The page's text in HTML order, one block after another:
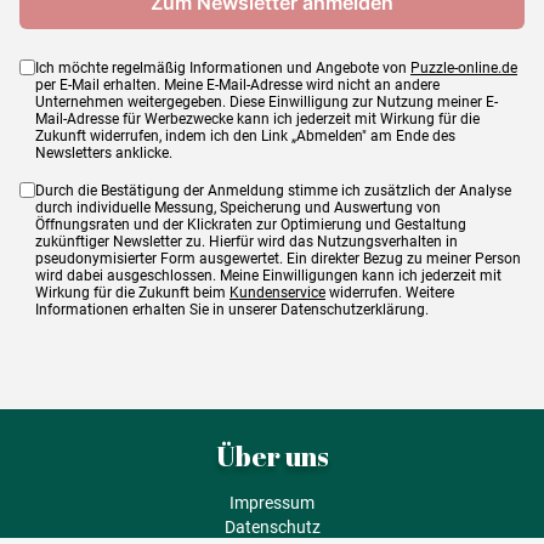
Ich möchte regelmäßig Informationen und Angebote von Puzzle-online.de
per E-Mail erhalten. Meine E-Mail-Adresse wird nicht an andere
Unternehmen weitergegeben. Diese Einwilligung zur Nutzung meiner E-
Mail-Adresse für Werbezwecke kann ich jederzeit mit Wirkung für die
Zukunft widerrufen, indem ich den Link „Abmelden" am Ende des
Newsletters anklicke.
Durch die Bestätigung der Anmeldung stimme ich zusätzlich der Analyse
durch individuelle Messung, Speicherung und Auswertung von
Öffnungsraten und der Klickraten zur Optimierung und Gestaltung
zukünftiger Newsletter zu. Hierfür wird das Nutzungsverhalten in
pseudonymisierter Form ausgewertet. Ein direkter Bezug zu meiner Person
wird dabei ausgeschlossen. Meine Einwilligungen kann ich jederzeit mit
Wirkung für die Zukunft beim Kundenservice widerrufen. Weitere
Informationen erhalten Sie in unserer Datenschutzerklärung.
Über uns
Impressum
Datenschutz